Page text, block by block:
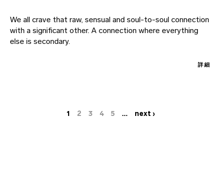
We all crave that raw, sensual and soul-to-soul connection
with a significant other. A connection where everything
else is secondary.
詳細
Pagination
Current
1 Page
2 Page
3 Page
4 Page
5 …
Next
next ›